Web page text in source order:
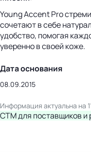
Young Accent Pro
сочетают в себе
удобство, помогая
уверенно в своей коже.
Дата основания
08.09.2015
Информация актуальна на
СТМ для поставщиков и